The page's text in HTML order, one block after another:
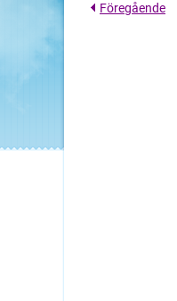
Föregående